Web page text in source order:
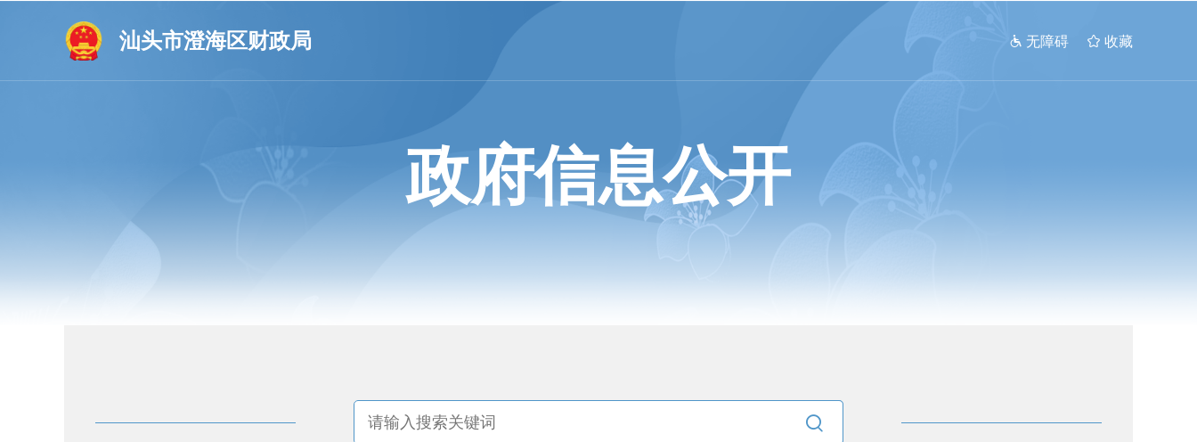
汕头市澄海区财政局  无障碍  收藏
政府信息公开
